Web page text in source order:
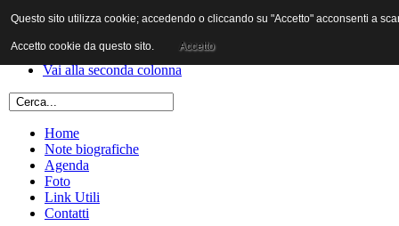
Vai al contenuto
Vai alla prima colonna
Vai alla seconda colonna
Home
Note biografiche
Agenda
Foto
Link Utili
Contatti
Questo sito utilizza cookie; accedendo o cliccando su "Accetto" acconsenti a
Accetto cookie da questo sito. Accetto